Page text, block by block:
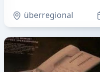
überregional